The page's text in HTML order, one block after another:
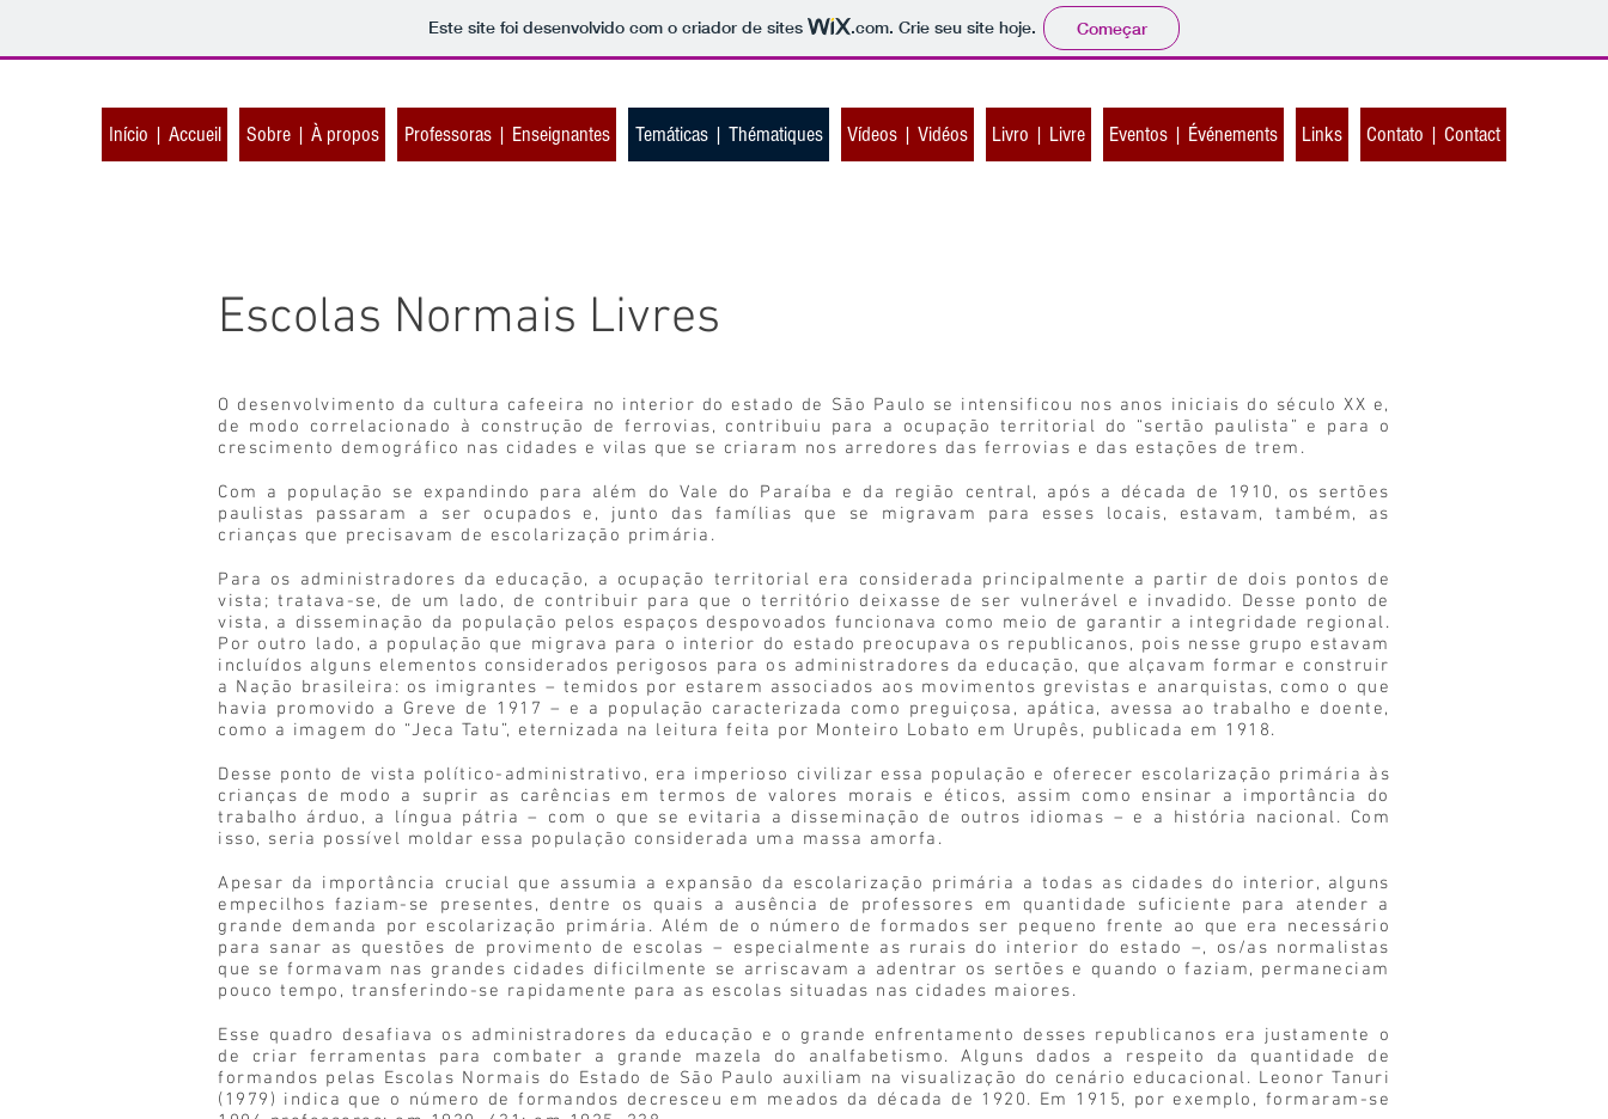
Este site foi desenvolvido com o criador de sites .com. Crie seu site hoje. Começar
Início | Accueil Sobre | À propos Professoras | Enseignantes Temáticas | Thématiques Vídeos | Vidéos Livro | Livre Eventos | Événements Links Contato | Contact
Escolas Normais Livres
O desenvolvimento da cultura cafeeira no interior do estado de São Paulo se intensificou nos anos iniciais do século XX e,
de modo correlacionado à construção de ferrovias, contribuiu para a ocupação territorial do “sertão paulista” e para o
crescimento demográfico nas cidades e vilas que se criaram nos arredores das ferrovias e das estações de trem.
Com a população se expandindo para além do Vale do Paraíba e da região central, após a década de 1910, os sertões
paulistas passaram a ser ocupados e, junto das famílias que se migravam para esses locais, estavam, também, as
crianças que precisavam de escolarização primária.
Para os administradores da educação, a ocupação territorial era considerada principalmente a partir de dois pontos de
vista; tratava-se, de um lado, de contribuir para que o território deixasse de ser vulnerável e invadido. Desse ponto de
vista, a disseminação da população pelos espaços despovoados funcionava como meio de garantir a integridade regional.
Por outro lado, a população que migrava para o interior do estado preocupava os republicanos, pois nesse grupo estavam
incluídos alguns elementos considerados perigosos para os administradores da educação, que alçavam formar e construir
a Nação brasileira: os imigrantes – temidos por estarem associados aos movimentos grevistas e anarquistas, como o que
havia promovido a Greve de 1917 – e a população caracterizada como preguiçosa, apática, avessa ao trabalho e doente,
como a imagem do “Jeca Tatu”, eternizada na leitura feita por Monteiro Lobato em Urupês, publicada em 1918.
Desse ponto de vista político-administrativo, era imperioso civilizar essa população e oferecer escolarização primária às
crianças de modo a suprir as carências em termos de valores morais e éticos, assim como ensinar a importância do
trabalho árduo, a língua pátria – com o que se evitaria a disseminação de outros idiomas – e a história nacional. Com
isso, seria possível moldar essa população considerada uma massa amorfa.
Apesar da importância crucial que assumia a expansão da escolarização primária a todas as cidades do interior, alguns
empecilhos faziam-se presentes, dentre os quais a ausência de professores em quantidade suficiente para atender a
grande demanda por escolarização primária. Além de o número de formados ser pequeno frente ao que era necessário
para sanar as questões de provimento de escolas – especialmente as rurais do interior do estado –, os/as normalistas
que se formavam nas grandes cidades dificilmente se arriscavam a adentrar os sertões e quando o faziam, permaneciam
pouco tempo, transferindo-se rapidamente para as escolas situadas nas cidades maiores.
Esse quadro desafiava os administradores da educação e o grande enfrentamento desses republicanos era justamente o
de criar ferramentas para combater a grande mazela do analfabetismo. Alguns dados a respeito da quantidade de
formandos pelas Escolas Normais do Estado de São Paulo auxiliam na visualização do cenário educacional. Leonor Tanuri
(1979) indica que o número de formandos decresceu em meados da década de 1920. Em 1915, por exemplo, formaram-se